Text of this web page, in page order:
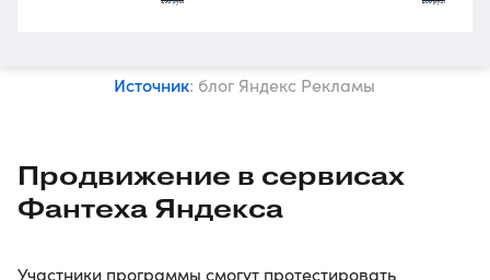
Источник: блог Яндекс Рекламы
Продвижение в сервисах
Фантеха Яндекса
Участники программы смогут протестировать